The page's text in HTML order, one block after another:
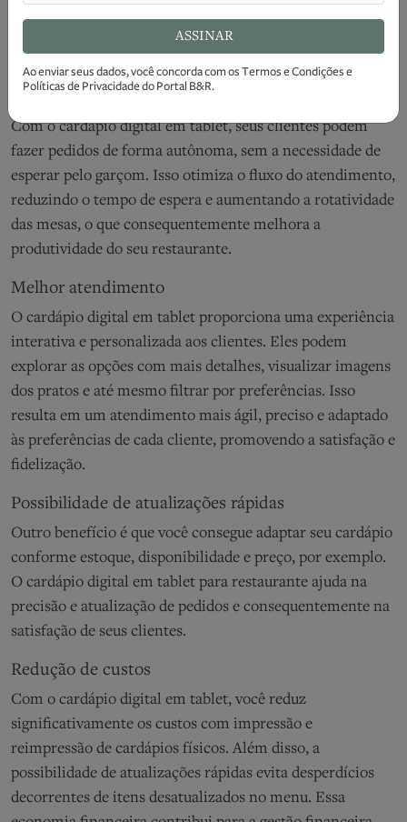
Com o uso do cardápio digital em tablet para restaurantes
todos ganham. Veja alguns dos principais benefícios dessa
tecnologia:
Aumento da produtividade
Com o cardápio digital em tablet, seus clientes podem
fazer pedidos de forma autônoma, sem a necessidade de
esperar pelo garçom. Isso otimiza o fluxo do atendimento,
reduzindo o tempo de espera e aumentando a rotatividade
das mesas, o que consequentemente melhora a
produtividade do seu restaurante.
Melhor atendimento
O cardápio digital em tablet proporciona uma experiência
interativa e personalizada aos clientes. Eles podem
explorar as opções com mais detalhes, visualizar imagens
dos pratos e até mesmo filtrar por preferências. Isso
resulta em um atendimento mais ágil, preciso e adaptado
às preferências de cada cliente, promovendo a satisfação e
fidelização.
Possibilidade de atualizações rápidas
Outro benefício é que você consegue adaptar seu cardápio
conforme estoque, disponibilidade e preço, por exemplo.
O cardápio digital em tablet para restaurante ajuda na
precisão e atualização de pedidos e consequentemente na
satisfação de seus clientes.
Redução de custos
Com o cardápio digital em tablet, você reduz
significativamente os custos com impressão e
reimpressão de cardápios físicos. Além disso, a
possibilidade de atualizações rápidas evita desperdícios
decorrentes de itens desatualizados no menu. Essa
ASSINAR
Ao enviar seus dados, você concorda com osTermos e Condiçõese
Políticas de Privacidadedo Portal B&R.